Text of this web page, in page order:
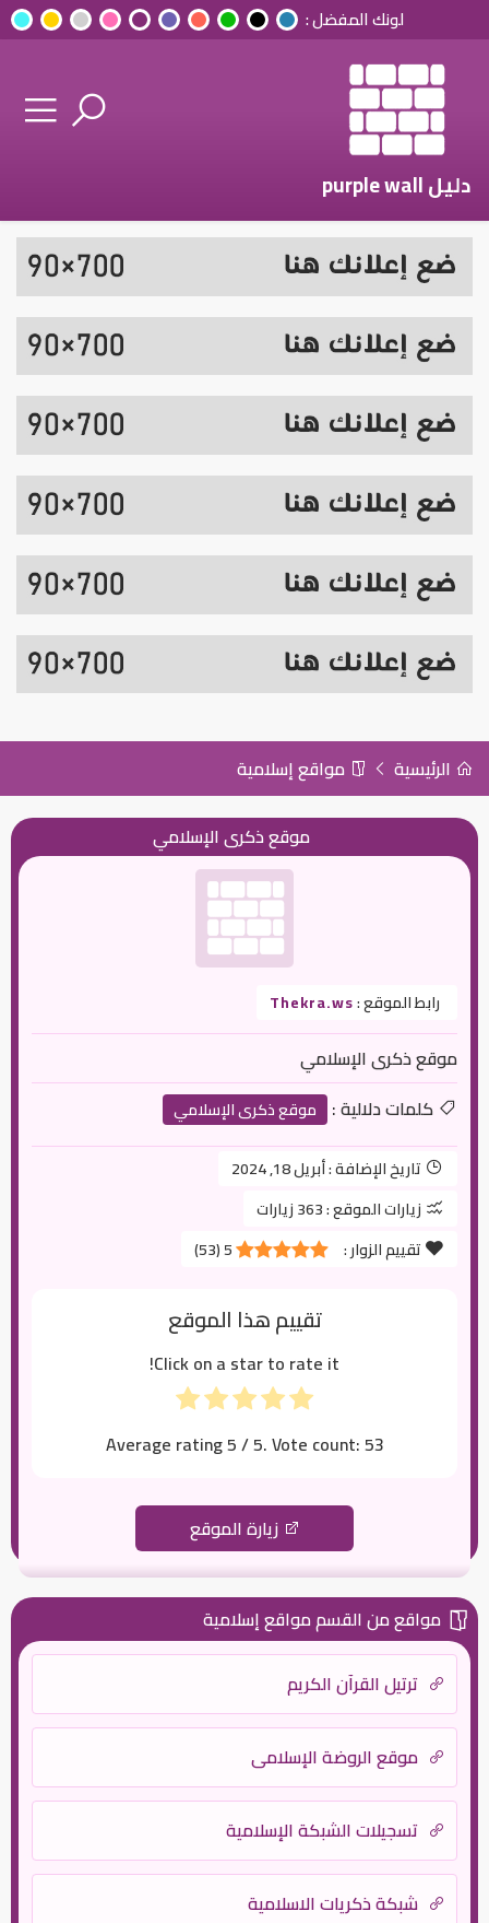
لونك المفضل :
دليل purple wall
الرئيسية مواقع إسلامية
موقع ذكرى الإسلامي
رابط الموقع :Thekra.ws
موقع ذكرى الإسلامي
كلمات دلالية :
موقع ذكرى الإسلامي
تاريخ الإضافة :أبريل 18, 2024
زيارات الموقع :363 زيارات
تقييم الزوار :
5
(
53
)
تقييم هذا الموقع
Click on a star to rate it!
Average rating5/ 5. Vote count:53
زيارة الموقع
مواقع من القسم مواقع إسلامية
ترتيل القرآن الكريم
موقع الروضة الإسلامي
تسجيلات الشبكة الإسلامية
شبكة ذكريات الاسلامية